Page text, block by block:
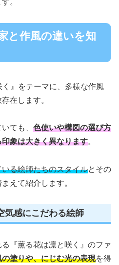
と作風の違いを知
』をテーマに、多様な作風
在します。
ても、 色使いや構図の選び方
象は大きく異なります。
る絵師たちのスタイルとその
えて紹介します。
気感にこだわる絵師
『薫る花は凛と咲く』のファ
塗りや、にじむ光の表現を得